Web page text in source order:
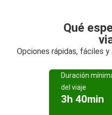
Qué
Opciones rápidas, fáciles
Duración
del viaje
3h 40min